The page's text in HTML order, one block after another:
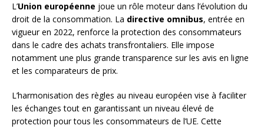
L’Union européenne joue un rôle moteur dans l’évolution du
droit de la consommation. La directive omnibus, entrée en
vigueur en 2022, renforce la protection des consommateurs
dans le cadre des achats transfrontaliers. Elle impose
notamment une plus grande transparence sur les avis en ligne
et les comparateurs de prix.
L’harmonisation des règles au niveau européen vise à faciliter
les échanges tout en garantissant un niveau élevé de
protection pour tous les consommateurs de l’UE. Cette